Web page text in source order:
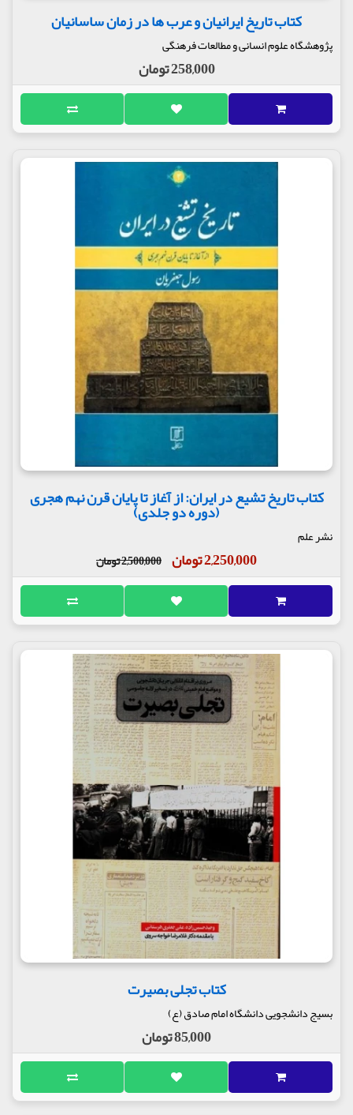
کتاب تاریخ ایرانیان و عرب ها در زمان ساسانیان
پژوهشگاه علوم انسانی و مطالعات فرهنگی
258,000 تومان
کتاب تاریخ تشیع در ایران: از آغاز تا پایان قرن نهم هجری
(دوره دو جلدی)
نشر علم
2,250,000 تومان 2,500,000 تومان
کتاب تجلی بصیرت
بسیج دانشجویی دانشگاه امام صادق (ع)
85,000 تومان